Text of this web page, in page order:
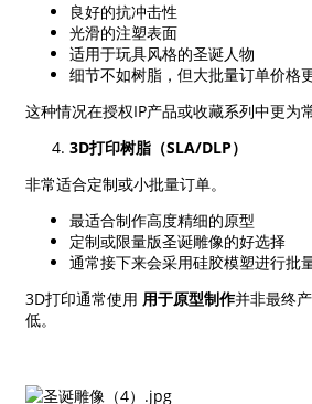
良好的抗冲击性
光滑的注塑表面
适用于玩具风格的圣诞人物
细节不如树脂，但大批量订单价格
这种情况在授权IP产品或收藏系列中更为常
3D打印树脂（SLA/DLP）
非常适合定制或小批量订单。
最适合制作高度精细的原型
定制或限量版圣诞雕像的好选择
通常接下来会采用硅胶模塑进行批
3D打印通常使用 用于原型制作并非最终
低。